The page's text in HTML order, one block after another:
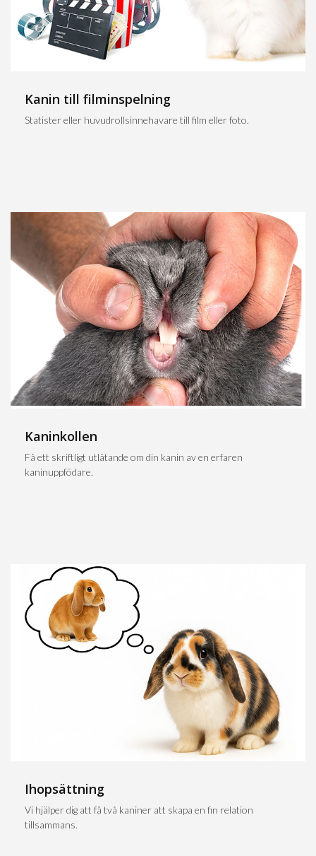
Kanin till filminspelning
Statister eller huvudrollsinnehavare till film eller foto.
Kaninkollen
Få ett skriftligt utlåtande om din kanin av en erfaren
kaninuppfödare.
Ihopsättning
Vi hjälper dig att få två kaniner att skapa en fin relation
tillsammans.